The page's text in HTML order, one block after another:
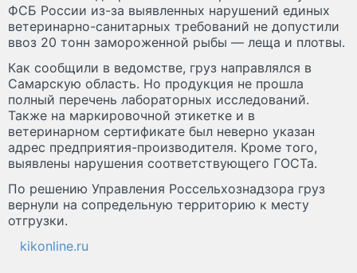
ФСБ России из-за выявленных нарушений единых
ветеринарно-санитарных требований не допустили
ввоз 20 тонн замороженной рыбы — леща и плотвы.
Как сообщили в ведомстве, груз направлялся в
Самарскую область. Но продукция не прошла
полный перечень лабораторных исследований.
Также на маркировочной этикетке и в
ветеринарном сертификате был неверно указан
адрес предприятия-производителя. Кроме того,
выявлены нарушения соответствующего ГОСТа.
По решению Управления Россельхознадзора груз
вернули на сопредельную территорию к месту
отгрузки.
kikonline.ru